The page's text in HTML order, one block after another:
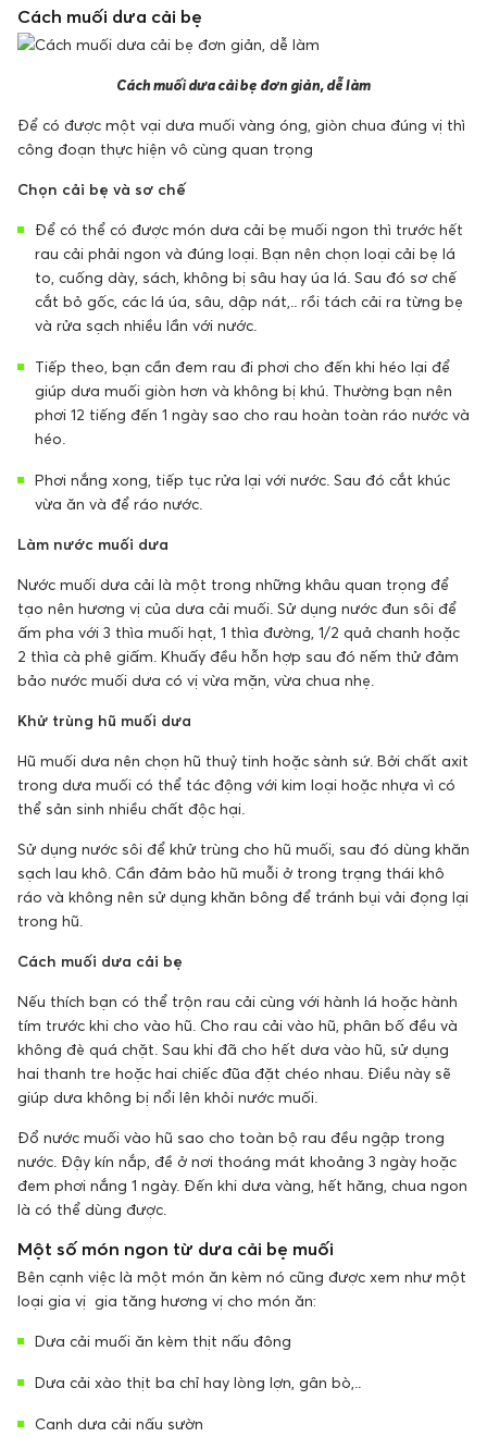
Cách muối dưa cải bẹ
Cách muối dưa cải bẹ đơn giản, dễ làm
Để có được một vại dưa muối vàng óng, giòn chua đúng vị thì
công đoạn thực hiện vô cùng quan trọng
Chọn cải bẹ và sơ chế
Để có thể có được món dưa cải bẹ muối ngon thì trước hết
rau cải phải ngon và đúng loại. Bạn nên chọn loại cải bẹ lá
to, cuống dày, sách, không bị sâu hay úa lá. Sau đó sơ chế
cắt bỏ gốc, các lá úa, sâu, dập nát,.. rồi tách cải ra từng bẹ
và rửa sạch nhiều lần với nước.
Tiếp theo, bạn cần đem rau đi phơi cho đến khi héo lại để
giúp dưa muối giòn hơn và không bị khú. Thường bạn nên
phơi 12 tiếng đến 1 ngày sao cho rau hoàn toàn ráo nước và
héo.
Phơi nắng xong, tiếp tục rửa lại với nước. Sau đó cắt khúc
vừa ăn và để ráo nước.
Làm nước muối dưa
Nước muối dưa cải là một trong những khâu quan trọng để
tạo nên hương vị của dưa cải muối. Sử dụng nước đun sôi để
ấm pha với 3 thìa muối hạt, 1 thìa đường, 1/2 quả chanh hoặc
2 thìa cà phê giấm. Khuấy đều hỗn hợp sau đó nếm thử đảm
bảo nước muối dưa có vị vừa mặn, vừa chua nhẹ.
Khử trùng hũ muối dưa
Hũ muối dưa nên chọn hũ thuỷ tinh hoặc sành sứ. Bởi chất axit
trong dưa muối có thể tác động với kim loại hoặc nhựa vì có
thể sản sinh nhiều chất độc hại.
Sử dụng nước sôi để khử trùng cho hũ muối, sau đó dùng khăn
sạch lau khô. Cần đảm bảo hũ muỗi ở trong trạng thái khô
ráo và không nên sử dụng khăn bông để tránh bụi vải đọng lại
trong hũ.
Cách muối dưa cải bẹ
Nếu thích bạn có thể trộn rau cải cùng với hành lá hoặc hành
tím trước khi cho vào hũ. Cho rau cải vào hũ, phân bố đều và
không đè quá chặt. Sau khi đã cho hết dưa vào hũ, sử dụng
hai thanh tre hoặc hai chiếc đũa đặt chéo nhau. Điều này sẽ
giúp dưa không bị nổi lên khỏi nước muối.
Đổ nước muối vào hũ sao cho toàn bộ rau đều ngập trong
nước. Đậy kín nắp, đề ở nơi thoáng mát khoảng 3 ngày hoặc
đem phơi nắng 1 ngày. Đến khi dưa vàng, hết hăng, chua ngon
là có thể dùng được.
Một số món ngon từ dưa cải bẹ muối
Bên cạnh việc là một món ăn kèm nó cũng được xem như một
loại gia vị gia tăng hương vị cho món ăn:
Dưa cải muối ăn kèm thịt nấu đông
Dưa cải xào thịt ba chỉ hay lòng lợn, gân bò,..
Canh dưa cải nấu sườn